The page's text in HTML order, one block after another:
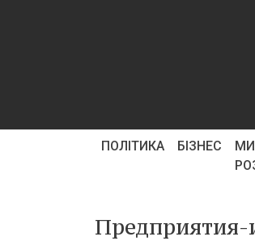
ПОЛІТИКА БІЗНЕС